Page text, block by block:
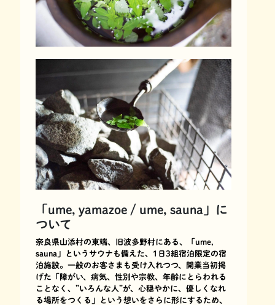
「ume, yamazoe / ume, sauna」に
ついて
奈良県山添村の東端、旧波多野村にある、「ume,
sauna」というサウナも備えた、1日3組宿泊限定の宿
泊施設。一般のお客さまも受け入れつつ、開業当初掲
げた「障がい、病気、性別や宗教、年齢にとらわれる
ことなく、”いろんな人”が、心穏やかに、優しくなれ
る場所をつくる」という想いをさらに形にするため、